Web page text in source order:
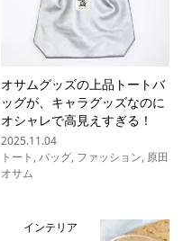
オサムグッズの上品トートバ
ッグが、キャラグッズなのに
オシャレで高見えすぎる！
2025.11.04
トート ,バッグ, ファッション, 原田
オサム
インテリア